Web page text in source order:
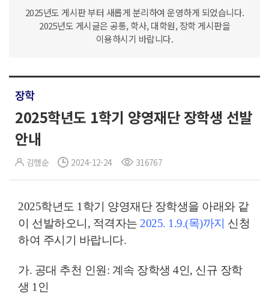
2025년도 게시판 부터 새롭게 분리하여 운영하게 되었습니다.
2025년도 게시글은 공통, 학사, 대학원, 장학 게시판을
이용하시기 바랍니다.
장학
2025학년도 1학기 양영재단 장학생 선발
안내
김행순 2024-12-24 316767
2025학년도 1학기 양영재단 장학생을 아래와 같
이 선발하오니, 적격자는 2025. 1.9.(목)까지 신청
하여 주시기 바랍니다.
가. 공대 추천 인원: 계속 장학생 4인, 신규 장학
생 1인